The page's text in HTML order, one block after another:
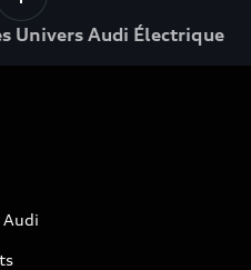
Univers Audi Électrique